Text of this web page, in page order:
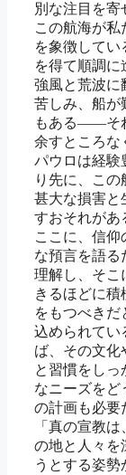
別な注目を寄
この航海が私
を象徴してい
を得て順調に
強風と荒波に
苦しみ、船が
もある――そ
余すところな
パウロは経験
り先に、この
甚大な損害と
すおそれがあ
ここに、信仰
な預言を語る
理解し、そこ
きるほどに積
をもつべきだ
込められてい
ば、その文化
と習慣をしっ
なニーズをど
の計画も必要
「真の宣教
の地と人々を
うとする姿